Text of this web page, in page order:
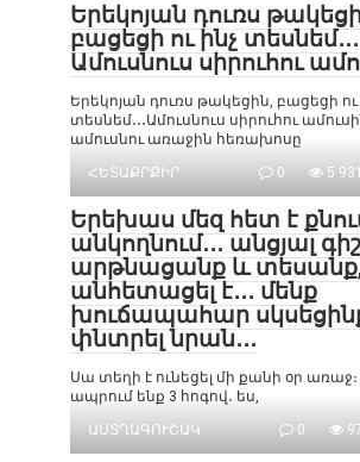
Երեկոյան դուռս
բացեցի ու ինչ տեսնեմ․․․
Ամուսնուս սիրուհու
Երեկոյան դուռս թակեցին, բացեցի ու
տեսնեմ․․․Ամուսնուս սիրուհու
ամուսնու առաջին հեռախոսը
ՀԵՏԱՔՐՔԻՐ
0 5
Երեխաս մեզ հետ է
անկողնում․․․ անցյալ
արթնացանք և
անհետացել է․․․ մենք
խուճապահար
փնտրել նրան․․․
Սա տեղի է ունեցել մի քանի օր
ապրում ենք 3 հոգով․ ես,
ԱՍՏՂԱԳՈՒՇԱԿ
0